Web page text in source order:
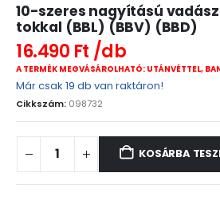
10-szeres nagyítású
tokkal (BBL) (BBV) (BBD)
16.490 Ft
A TERMÉK MEGVÁSÁROLHATÓ: UTÁNVÉTTEL,
Már csak 19 db van raktáron!
Cikkszám: 098732
KOSÁRBA